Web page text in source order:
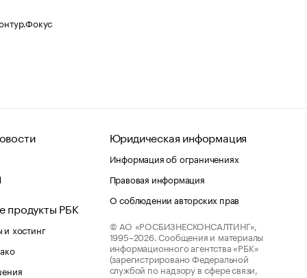
продукты РБК
хостинг
Юридическая информация
Информация об ограничениях
Правовая информация
О соблюдении авторских прав
© АО «РОСБИЗНЕСКОНСАЛТИНГ»,
1995–2026. Сообщения и материалы
информационного агентства «РБК»
(зарегистрировано Федеральной
службой по надзору в сфере связи,